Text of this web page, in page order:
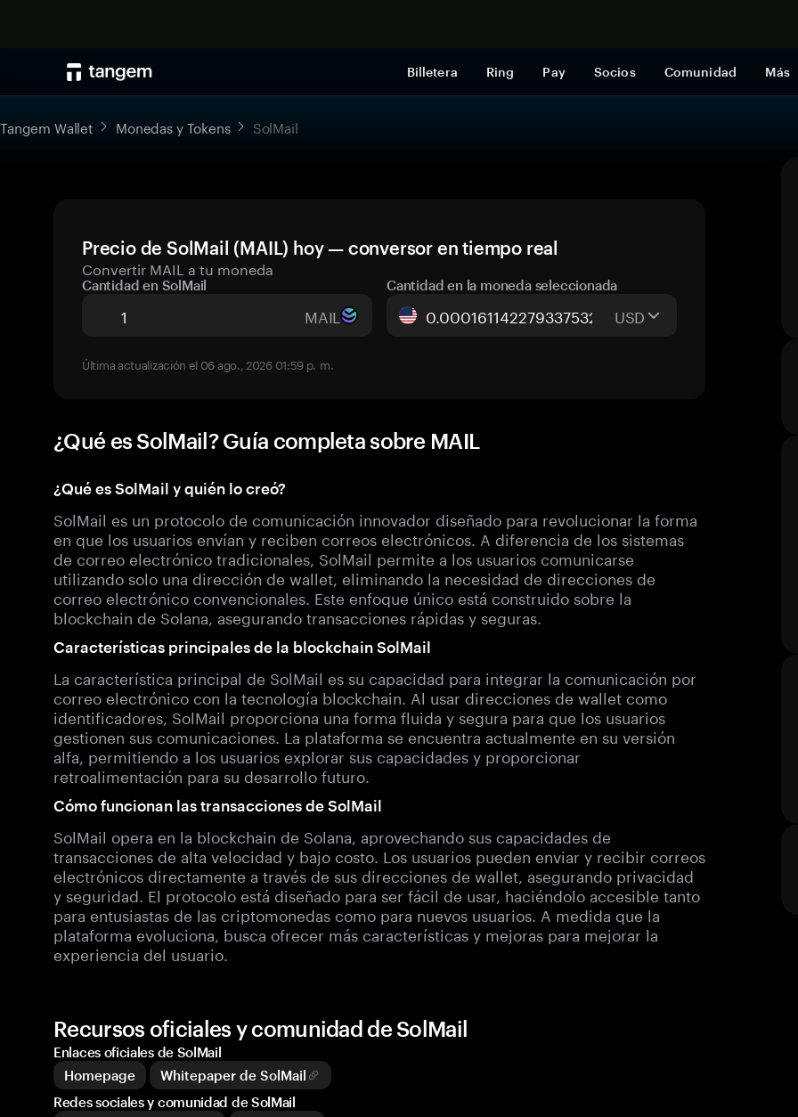
Billetera Ring Pay Socios Comunidad Más
Tangem Wallet Monedas y Tokens SolMail
Precio de SolMail (MAIL) hoy — conversor en tiempo real
Convertir MAIL a tu moneda
Cantidad en SolMail
MAIL
Cantidad en la moneda seleccionada
USD
Última actualización el 06 ago., 2026 01:59 p. m.
¿Qué es SolMail? Guía completa sobre MAIL
¿Qué es SolMail y quién lo creó?
SolMail es un protocolo de comunicación innovador diseñado para revolucionar la forma
en que los usuarios envían y reciben correos electrónicos. A diferencia de los sistemas
de correo electrónico tradicionales, SolMail permite a los usuarios comunicarse
utilizando solo una dirección de wallet, eliminando la necesidad de direcciones de
correo electrónico convencionales. Este enfoque único está construido sobre la
blockchain de Solana, asegurando transacciones rápidas y seguras.
Características principales de la blockchain SolMail
La característica principal de SolMail es su capacidad para integrar la comunicación por
correo electrónico con la tecnología blockchain. Al usar direcciones de wallet como
identificadores, SolMail proporciona una forma fluida y segura para que los usuarios
gestionen sus comunicaciones. La plataforma se encuentra actualmente en su versión
alfa, permitiendo a los usuarios explorar sus capacidades y proporcionar
retroalimentación para su desarrollo futuro.
Cómo funcionan las transacciones de SolMail
SolMail opera en la blockchain de Solana, aprovechando sus capacidades de
transacciones de alta velocidad y bajo costo. Los usuarios pueden enviar y recibir correos
electrónicos directamente a través de sus direcciones de wallet, asegurando privacidad
y seguridad. El protocolo está diseñado para ser fácil de usar, haciéndolo accesible tanto
para entusiastas de las criptomonedas como para nuevos usuarios. A medida que la
plataforma evoluciona, busca ofrecer más características y mejoras para mejorar la
experiencia del usuario.
Recursos oficiales y comunidad de SolMail
Enlaces oficiales de SolMail
Homepage
Whitepaper de SolMail
Redes sociales y comunidad de SolMail